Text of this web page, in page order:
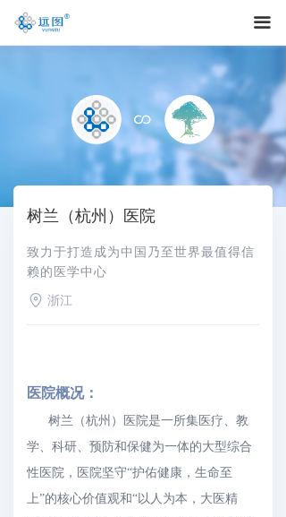
끀
树兰（杭州）医院
医院概况：
树兰（杭州）医院是一所集医疗、教
学、科研、预防和保健为一体的大型综合
性医院，医院坚守“护佑健康，生命至
上”的核心价值观和“以人为本，大医精
致力于打造成为中国乃至世界最值得信
赖的医学中心
浙江